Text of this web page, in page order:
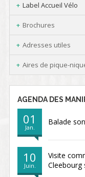
Label Accueil Vélo
Brochures
Adresses utiles
Aires de pique-
AGENDA DES
01
Jan.
Balade
10
Juin.
Visite
Cleebourg